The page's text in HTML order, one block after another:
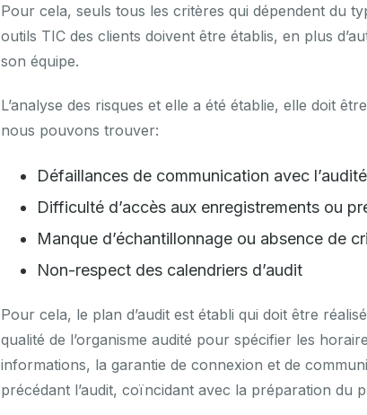
Pour cela, seuls tous les critères qui dépendent du
outils TIC des clients doivent être établis, en plus
son équipe.
L’analyse des risques et elle a été établie, elle doit
nous pouvons trouver:
Défaillances de communication avec l’audité
Difficulté d’accès aux enregistrements ou
Manque d’échantillonnage ou absence de
Non-respect des calendriers d’audit
Pour cela, le plan d’audit est établi qui doit être
qualité de l’organisme audité pour spécifier les
informations, la garantie de connexion et de
précédant l’audit, coïncidant avec la préparation du